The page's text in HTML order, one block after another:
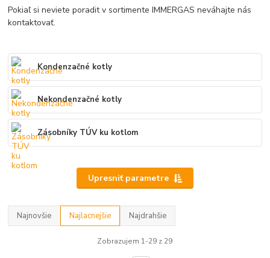
Pokiaľ si neviete poradit v sortimente IMMERGAS neváhajte nás
kontaktovať.
Kondenzačné kotly
Nekondenzačné kotly
Zásobníky TÚV ku kotlom
Upresniť parametre
Najnovšie Najlacnejšie Najdrahšie
Zobrazujem 1-29 z 29